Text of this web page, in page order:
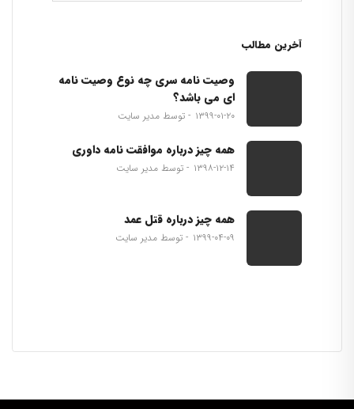
آخرین مطالب
وصیت نامه سری چه نوع وصیت نامه
ای می باشد؟
۱۳۹۹-۰۱-۲۰ توسط مدیر سایت
همه چیز درباره موافقت نامه داوری
۱۳۹۸-۱۲-۱۴ توسط مدیر سایت
همه چیز درباره قتل عمد
۱۳۹۹-۰۴-۰۹ توسط مدیر سایت